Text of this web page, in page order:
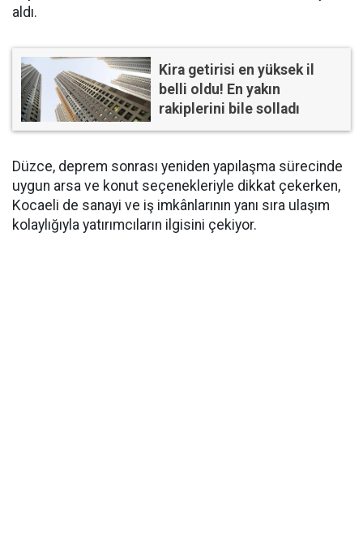
aldı.
Kira getirisi en yüksek il
belli oldu! En yakın
rakiplerini bile solladı
Düzce, deprem sonrası yeniden yapılaşma sürecinde
uygun arsa ve konut seçenekleriyle dikkat çekerken,
Kocaeli de sanayi ve iş imkânlarının yanı sıra ulaşım
kolaylığıyla yatırımcıların ilgisini çekiyor.